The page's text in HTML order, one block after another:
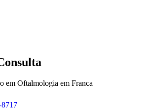
em Oftalmologia em Franca